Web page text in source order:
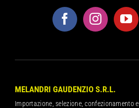
MELANDRI GAUDENZIO S.R.L.
Importazione, selezione, confezionamento e